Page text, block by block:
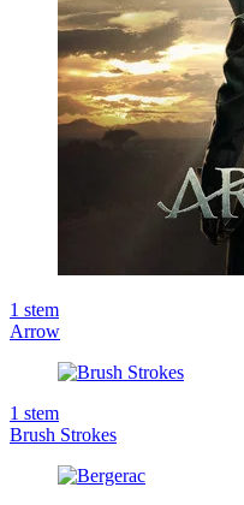
1 stem
Arrow
1 stem
Brush Strokes